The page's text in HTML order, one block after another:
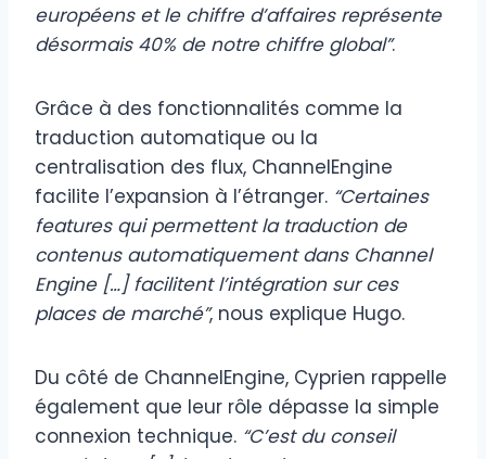
européens et le chiffre d’affaires représente
désormais 40% de notre chiffre global”.
Grâce à des fonctionnalités comme la
traduction automatique ou la
centralisation des flux, ChannelEngine
facilite l’expansion à l’étranger. “Certaines
features qui permettent la traduction de
contenus automatiquement dans Channel
Engine […] facilitent l’intégration sur ces
places de marché”, nous explique Hugo.
Du côté de ChannelEngine, Cyprien rappelle
également que leur rôle dépasse la simple
connexion technique. “C’est du conseil